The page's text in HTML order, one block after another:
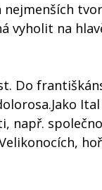
vyholit na
Do
např.